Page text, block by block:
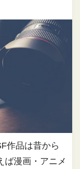
作品は昔から
ば漫画・アニメ